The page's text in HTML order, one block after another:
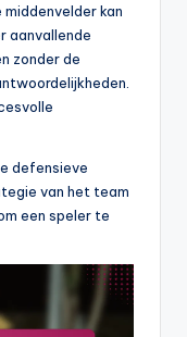
kan
aanvallende
zonder de
defensieve
van het team
een speler te